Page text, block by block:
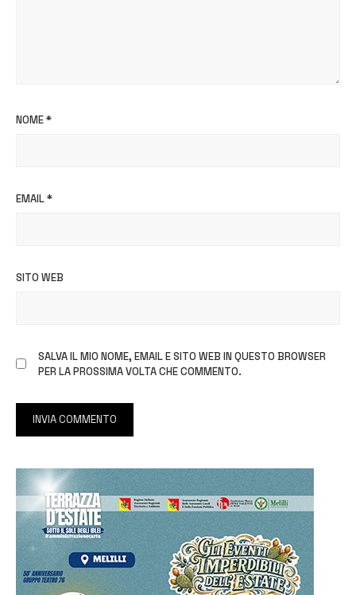
NOME*
EMAIL*
SITO WEB
SALVA IL MIO NOME, EMAIL E SITO WEB IN QUESTO BROWSER
PER LA PROSSIMA VOLTA CHE COMMENTO.